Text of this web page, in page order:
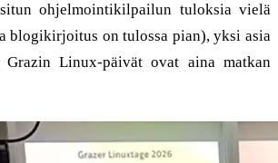
ohjelmointikilpailun tuloksia vielä
blogikirjoitus on tulossa pian), yksi asia
Linux-päivät ovat aina matkan